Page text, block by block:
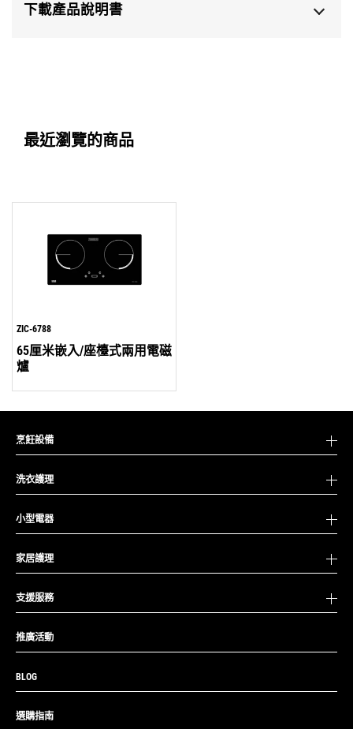
下載產品說明書
最近瀏覽的商品
ZIC-6788
65厘米嵌入/座檯式兩用電磁
爐
烹飪設備
洗衣護理
小型電器
家居護理
支援服務
推廣活動
BLOG
選購指南